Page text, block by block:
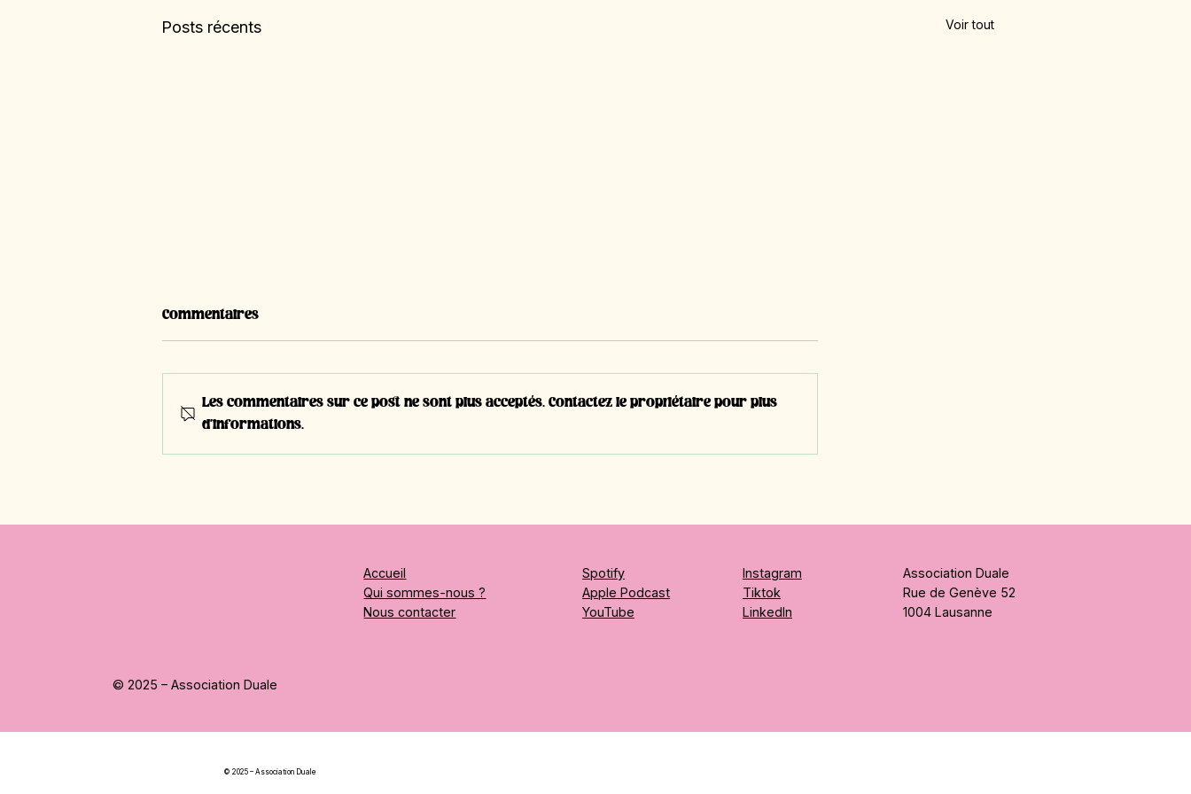
Posts récents Voir tout
Commentaires
Les commentaires sur ce post ne sont plus acceptés. Contactez le propriétaire pour plus
d'informations.
Accueil
Qui sommes-nous ?
Nous contacter
Spotify
Apple Podcast
YouTube
Instagram
Tiktok
LinkedIn
Association Duale
Rue de Genève 52
1004 Lausanne
© 2025 – Association Duale
© 2025 – Association Duale